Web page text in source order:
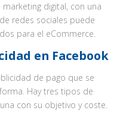
digital, con una
redes sociales puede
para el eCommerce.
en Facebook
de pago que se
Hay tres tipos de
con su objetivo y coste.